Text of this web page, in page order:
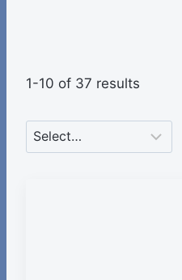
1-10 of 37 results